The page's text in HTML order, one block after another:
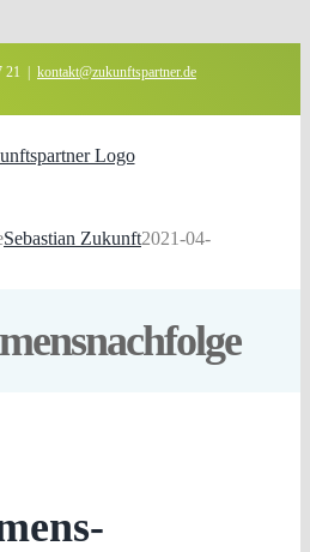
21 kontakt@zukunftspartner.de
Sebastian Zukunft2021-04-